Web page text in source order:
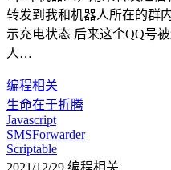
转发到我和机器人所在的群
示充电状态 后来这个QQ号
人…
编程相关
生命在于折腾
Javascript
SMSForwarder
Scriptable